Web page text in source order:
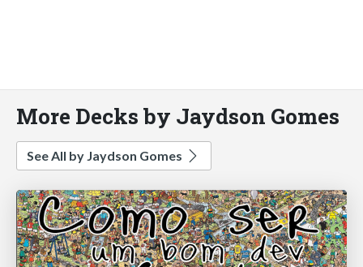
More Decks by Jaydson Gomes
See All by Jaydson Gomes